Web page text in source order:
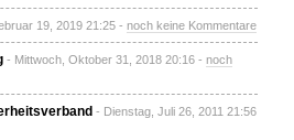
19, 2019 21:25 - noch keine Kommentare
- Mittwoch, Oktober 31, 2018 20:16 - noch
- Dienstag, Juli 26, 2011 21:56